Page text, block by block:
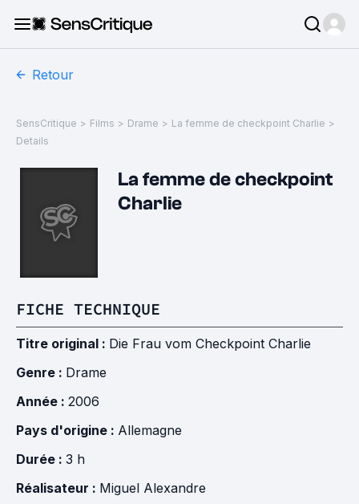
Retour
SensCritique > Films > Drame > La femme de checkpoint Charlie >
Details
La femme de checkpoint
Charlie
FICHE TECHNIQUE
Titre original : Die Frau vom Checkpoint Charlie
Genre : Drame
Année : 2006
Pays d'origine : Allemagne
Durée : 3 h
Réalisateur : Miguel Alexandre